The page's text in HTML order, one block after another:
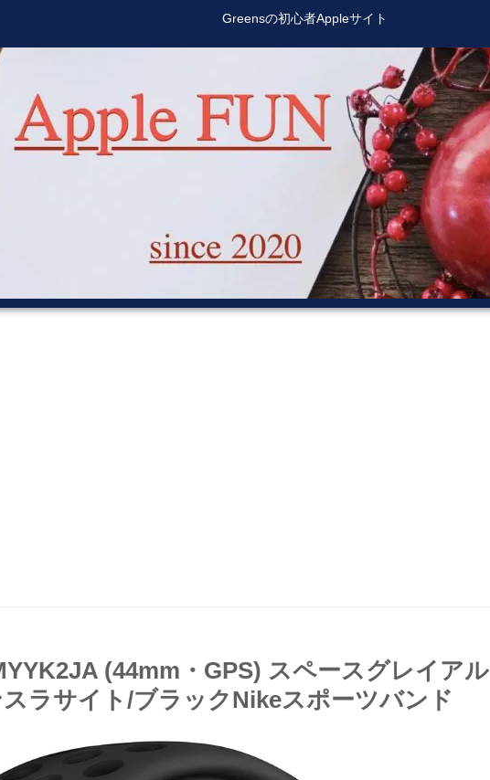
Greensの初心者Appleサイト
(44mm・GPS) スペースグレイアル
ラサイト/ブラックNikeスポーツバンド